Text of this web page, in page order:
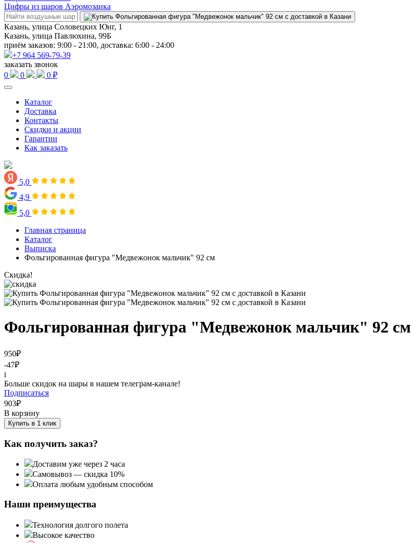
Цифры из шаров Аэромозаика
Казань, улица Соловецких Юнг, 1
Казань, улица Павлюхина, 99Б
приём заказов: 9:00 - 21:00, доставка: 6:00 - 24:00
+7 964 569-79-39
заказать звонок
0
0 0 ₽
Каталог
Доставка
Контакты
Скидки и акции
Гарантии
Как заказать
5,0
4,9
5,0
Главная страница
Каталог
Выписка
Фольгированная фигура "Медвежонок мальчик" 92 см
Скидка!
Фольгированная фигура "Медвежонок мальчик" 92 см
950₽
-47₽
i
Больше скидок на шары в нашем телеграм-канале!
Подписаться
903₽
В корзину
Купить в 1 клик
Как получить заказ?
Доставим уже через 2 часа
Самовывоз — скидка 10%
Оплата любым удобным способом
Наши преимущества
Технология долгого полета
Высокое качество